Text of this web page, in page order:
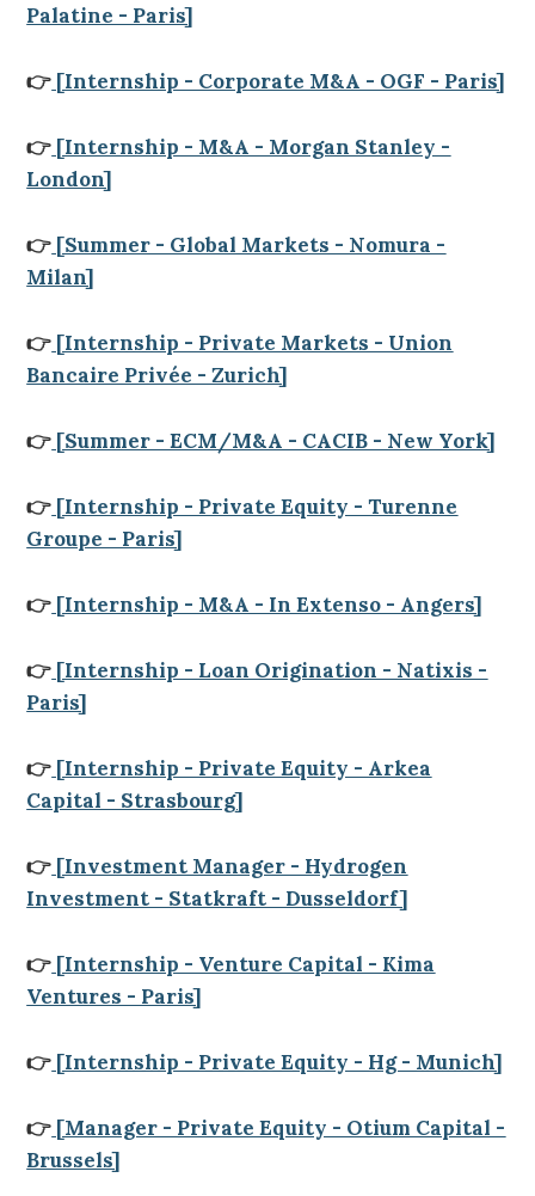
Palatine - Paris]
👉 [Internship - Corporate M&A - OGF - Paris]
👉 [Internship - M&A - Morgan Stanley -
London]
👉 [Summer - Global Markets - Nomura -
Milan]
👉 [Internship - Private Markets - Union
Bancaire Privée - Zurich]
👉 [Summer - ECM/M&A - CACIB - New York]
👉 [Internship - Private Equity - Turenne
Groupe - Paris]
👉 [Internship - M&A - In Extenso - Angers]
👉 [Internship - Loan Origination - Natixis -
Paris]
👉 [Internship - Private Equity - Arkea
Capital - Strasbourg]
👉 [Investment Manager - Hydrogen
Investment - Statkraft - Dusseldorf]
👉 [Internship - Venture Capital - Kima
Ventures - Paris]
👉 [Internship - Private Equity - Hg - Munich]
👉 [Manager - Private Equity - Otium Capital -
Brussels]